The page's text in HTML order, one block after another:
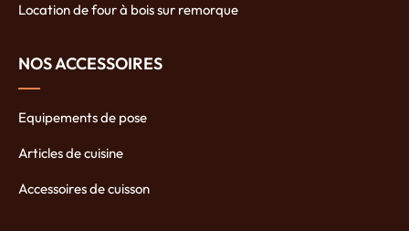
Location de four à bois sur remorque
NOS ACCESSOIRES
Equipements de pose
Articles de cuisine
Accessoires de cuisson